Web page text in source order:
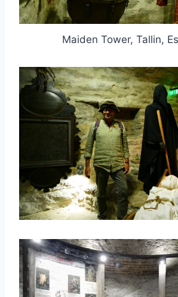
Maiden Tower, Tallin,